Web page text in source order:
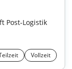
Post-Logistik
Vollzeit